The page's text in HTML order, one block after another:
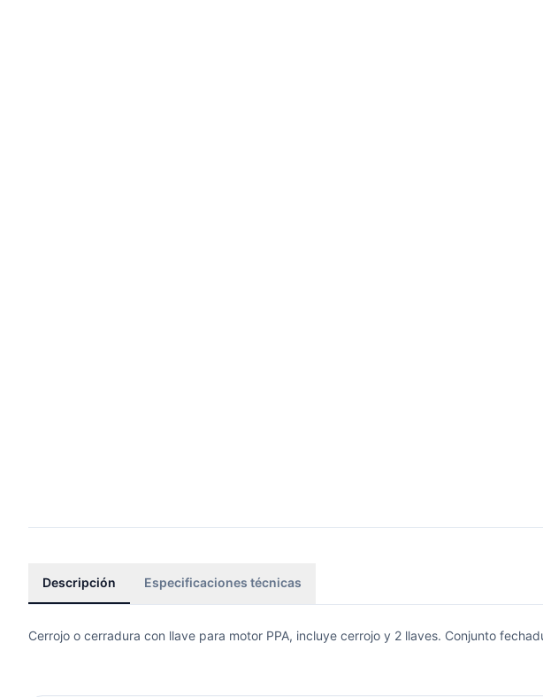
Descripción Especificaciones técnicas
Cerrojo o cerradura con llave para motor PPA, incluye cerrojo y 2 llaves. Conjunto